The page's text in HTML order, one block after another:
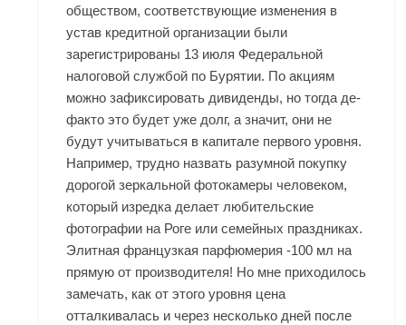
обществом, соответствующие изменения в
устав кредитной организации были
зарегистрированы 13 июля Федеральной
налоговой службой по Бурятии. По акциям
можно зафиксировать дивиденды, но тогда де-
факто это будет уже долг, а значит, они не
будут учитываться в капитале первого уровня.
Например, трудно назвать разумной покупку
дорогой зеркальной фотокамеры человеком,
который изредка делает любительские
фотографии на Роге или семейных праздниках.
Элитная французкая парфюмерия -100 мл на
прямую от производителя! Но мне приходилось
замечать, как от этого уровня цена
отталкивалась и через несколько дней после